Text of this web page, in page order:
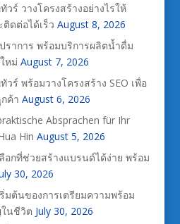
ร์ วางโครงสร้างอย่างไรให้
ดต่อได้เร็ว August 8, 2026
าการ พร้อมบริการผลิตน้ำดื่ม
หม่ August 7, 2026
ร์ พร้อมวางโครงสร้าง SEO เพื่อ
ค้า August 6, 2026
Absprachen für Ihr
Hin August 5, 2026
อกที่ช่วยสร้างแบรนด์ได้ง่าย พร้อม
30, 2026
มต้นของการเตรียมความพร้อม
นชีวิต July 30, 2026